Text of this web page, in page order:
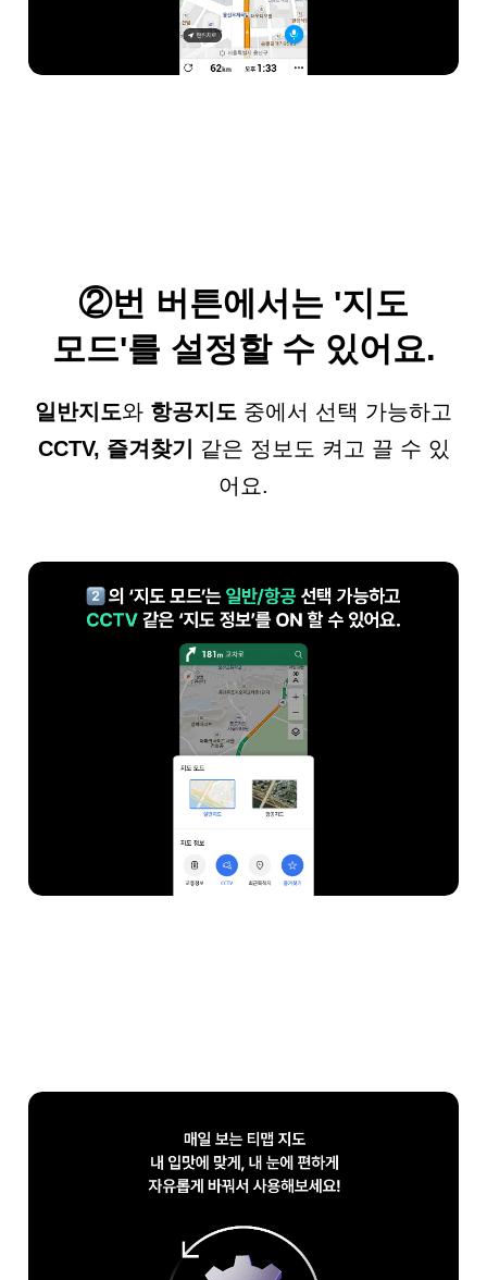
②번 버튼에서는 '지도
모드'를 설정할 수 있어요.
일반지도와 항공지도 중에서 선택 가능하고
CCTV, 즐겨찾기 같은 정보도 켜고 끌 수 있
어요.